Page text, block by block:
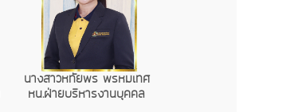
นางสาวหทัยพร พรหมเทศ
หน.ฝ่ายบริหารงานบุคคล